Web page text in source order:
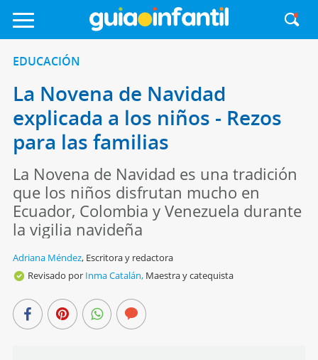
EDUCACIÓN
La Novena de Navidad
explicada a los niños - Rezos
para las familias
La Novena de Navidad es una tradición
que los niños disfrutan mucho en
Ecuador, Colombia y Venezuela durante
la vigilia navideña
Adriana Méndez, Escritora y redactora
Revisado por Inma Catalán, Maestra y catequista